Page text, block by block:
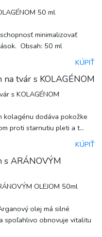
minimalizovať
Obsah: 50 ml
KÚPIŤ
tvár s KOLAGÉNOM
kolagénu dodáva pokožke
proti starnutiu pleti a t...
KÚPIŤ
ARÁNOVÝM
olej má silné
spoľahlivo obnovuje vitalitu